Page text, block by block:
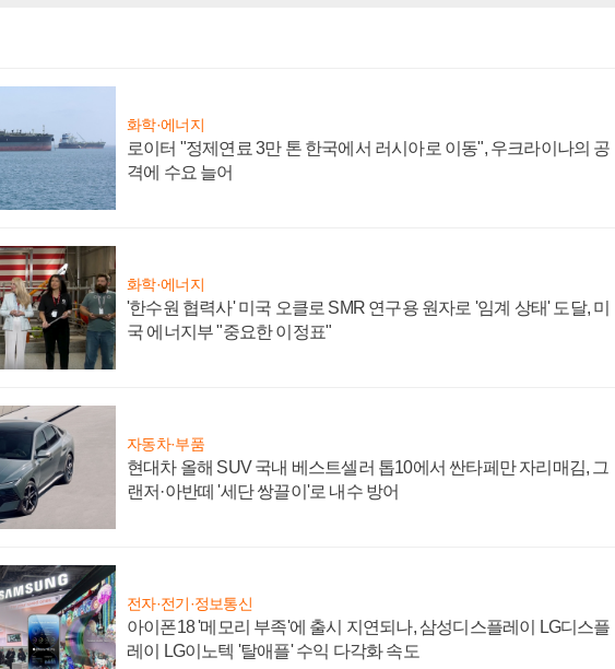
화학·에너지
로이터 "정제연료 3만 톤 한국에서 러시아로 이동", 우크라이나의 공
격에 수요 늘어
화학·에너지
'한수원 협력사' 미국 오클로 SMR 연구용 원자로 '임계 상태' 도달, 미
국 에너지부 "중요한 이정표"
자동차·부품
현대차 올해 SUV 국내 베스트셀러 톱10에서 싼타페만 자리매김, 그
랜저·아반떼 '세단 쌍끌이'로 내수 방어
전자·전기·정보통신
아이폰18 '메모리 부족'에 출시 지연되나, 삼성디스플레이 LG디스플
레이 LG이노텍 '탈애플' 수익 다각화 속도